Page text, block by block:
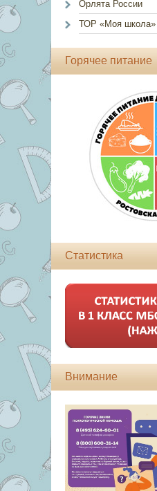
Орлята России
ТОР «Моя школа»
Горячее питание
Статистика
Внимание